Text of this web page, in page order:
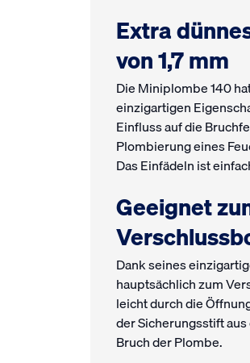
Extra
von 1,7 mm
Die Miniplombe 140
einzigartigen
Einfluss auf die
Plombierung eines
Das Einfädeln ist
Geeignet
Dank seines
hauptsächlich zum
leicht durch die
der Sicherungsstift
Bruch der Plombe.